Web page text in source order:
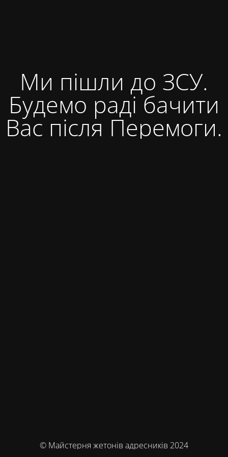
Ми пішли до ЗСУ.
Будемо раді бачити
Вас після Перемоги.
© Майстерня жетонів адресників 2024